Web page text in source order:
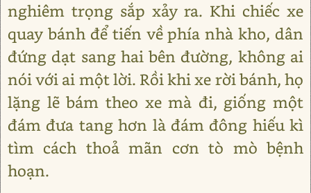
nghiêm trọng sắp xảy ra. Khi chiếc xe
quay bánh để tiến về phía nhà kho, dân
đứng dạt sang hai bên đường, không ai
nói với ai một lời. Rồi khi xe rời bánh, họ
lặng lẽ bám theo xe mà đi, giống một
đám đưa tang hơn là đám đông hiếu kì
tìm cách thoả mãn cơn tò mò bệnh
hoạn.